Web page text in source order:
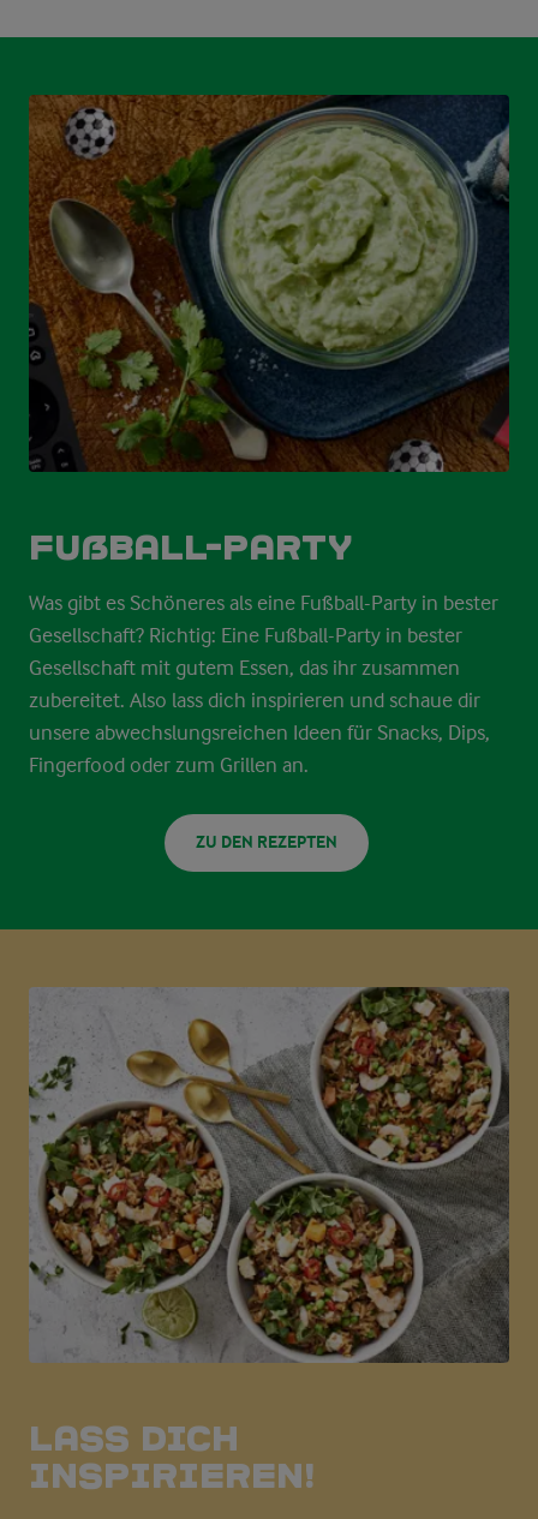
Fußball-Party
Was gibt es Schöneres als eine Fußball-Party in bester
Gesellschaft? Richtig: Eine Fußball-Party in bester
Gesellschaft mit gutem Essen, das ihr zusammen
zubereitet. Also lass dich inspirieren und schaue dir
unsere abwechslungsreichen Ideen für Snacks, Dips,
Fingerfood oder zum Grillen an.
ZU DEN REZEPTEN
Lass dich
inspirieren!